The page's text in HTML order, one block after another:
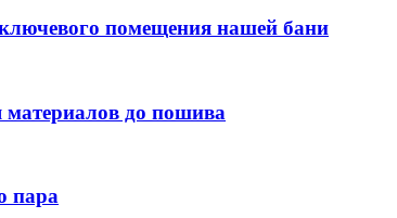
помещения нашей бани
материалов до пошива
пара